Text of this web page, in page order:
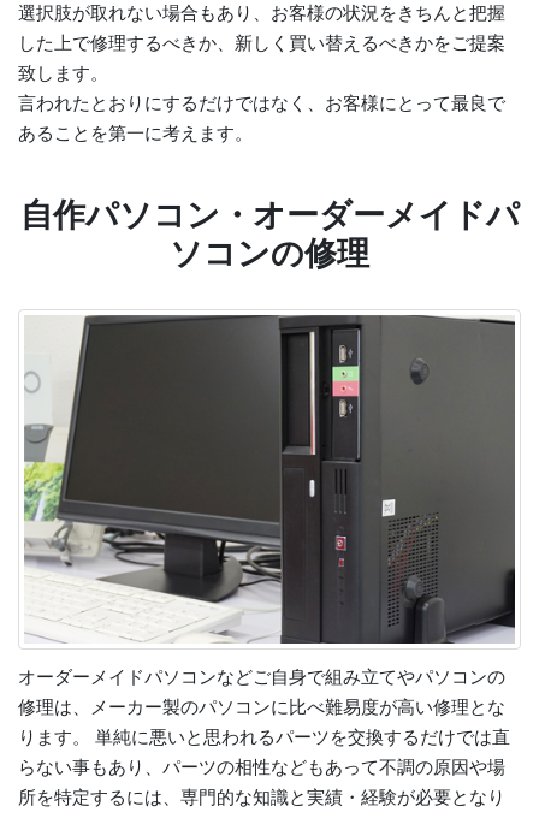
選択肢が取れない場合もあり、お客様の状況をきちんと把握
した上で修理するべきか、新しく買い替えるべきかをご提案
致します。
言われたとおりにするだけではなく、お客様にとって最良で
あることを第一に考えます。
自作パソコン・オーダーメイドパ
ソコンの修理
オーダーメイドパソコンなどご自身で組み立てやパソコンの
修理は、メーカー製のパソコンに比べ難易度が高い修理とな
ります。 単純に悪いと思われるパーツを交換するだけでは直
らない事もあり、パーツの相性などもあって不調の原因や場
所を特定するには、専門的な知識と実績・経験が必要となり